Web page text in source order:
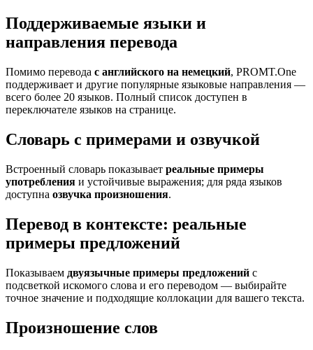
Поддерживаемые языки и
направления перевода
Помимо перевода с английского на немецкий, PROMT.One
поддерживает и другие популярные языковые направления —
всего более 20 языков. Полный список доступен в
переключателе языков на странице.
Словарь с примерами и озвучкой
Встроенный словарь показывает реальные примеры
употребления и устойчивые выражения; для ряда языков
доступна озвучка произношения.
Перевод в контексте: реальные
примеры предложений
Показываем двуязычные примеры предложений с
подсветкой искомого слова и его переводом — выбирайте
точное значение и подходящие коллокации для вашего текста.
Произношение слов